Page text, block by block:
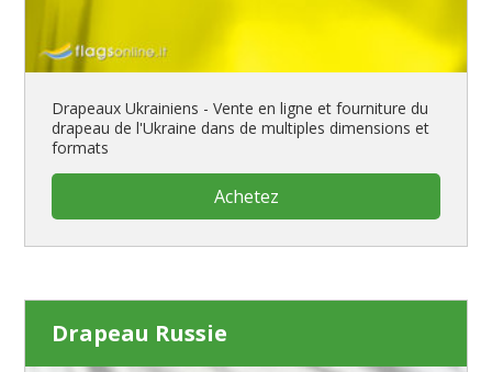
Drapeaux Ukrainiens - Vente en ligne et fourniture du
drapeau de l'Ukraine dans de multiples dimensions et
formats
Achetez
Drapeau Russie